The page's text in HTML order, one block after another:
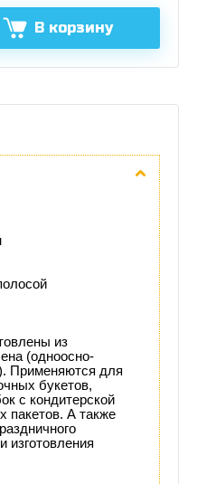
В корзину
из
(одноосно-
Применяются для
букетов,
с кондитерской
пакетов. А также